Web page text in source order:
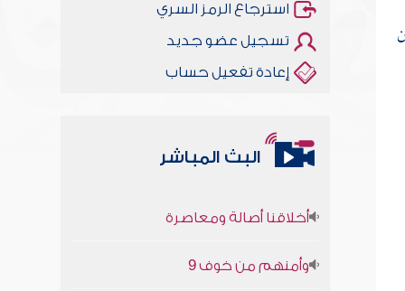
استرجاع الرمز السري
تسجيل عضو جديد
إعادة تفعيل حساب
البث المباشر